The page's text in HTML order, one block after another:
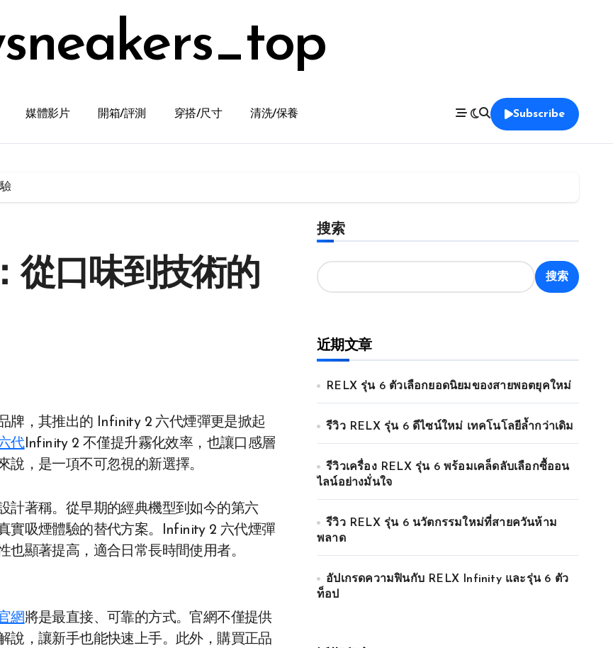
媒體影片 開箱/評測 穿搭/尺寸 清洗/保養 Subscribe
從口味到技術的
代Infinity 2 不僅提升霧化效率，也讓口感層
，是一項不可忽視的新選擇。
計著稱。從早期的經典機型到如今的第六
實吸煙體驗的替代方案。Infinity 2 六代煙彈
顯著提高，適合日常長時間使用者。
網將是最直接、可靠的方式。官網不僅提供
說，讓新手也能快速上手。此外，購買正品
搜索
搜索
近期文章
RELX รุ่น 6 ตัวเลือกยอดนิยมของสายพอตยุคใหม่
รีวิว RELX รุ่น 6 ดีไซน์ใหม่ เทคโนโลยีล้ำกว่าเดิม
รีวิวเครื่อง RELX รุ่น 6 พร้อมเคล็ดลับเลือกซื้ออน
ไลน์อย่างมั่นใจ
รีวิว RELX รุ่น 6 นวัตกรรมใหม่ที่สายควันห้าม
พลาด
อัปเกรดความฟินกับ RELX Infinity และรุ่น 6 ตัว
ท็อป